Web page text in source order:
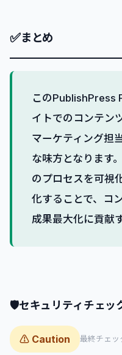
✅まとめ
このPublishPress
イトでのコンテン
マーケティング担
な味方となります
のプロセスを可視
化することで、コ
成果最大化に貢献
🛡セキュリティチェッ
⚠ Caution 最終チェ